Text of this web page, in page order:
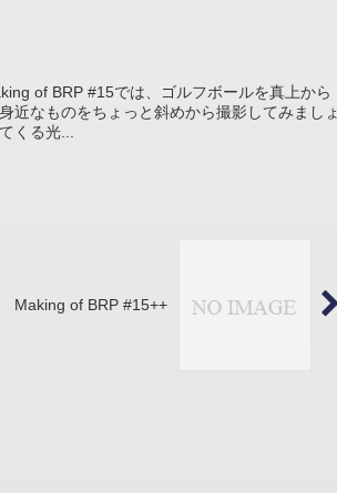
of BRP #15では、ゴルフボールを真上から
近なものをちょっと斜めから撮影してみましょ
くる光...
Making of BRP #15++